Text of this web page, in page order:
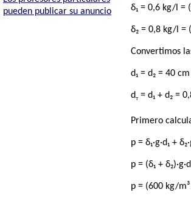
pueden publicar su anuncio
δ₁ = 0,6 kg/l =
δ₂ = 0,8 kg/l =
Convertimos
d₁ = d₂ = 40
dT= d₁ + d₂ =
Primero
p = δ₁·g·d₁ +
p = (δ₁ + δ₂)·g·d
p = (600 kg/